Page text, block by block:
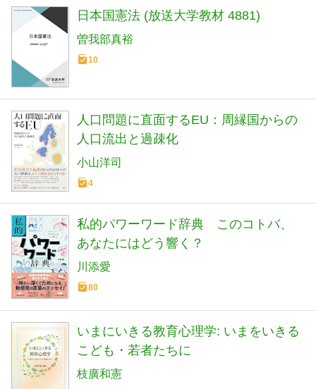
日本国憲法 (放送大学教材 4881)
曽我部真裕
10
人口問題に直面するEU：周縁国からの
人口流出と過疎化
小山洋司
4
私的パワーワード辞典 このコトバ、
あなたにはどう響く？
川添愛
80
いまにいきる教育心理学: いまをいきる
こども・若者たちに
枝廣和憲